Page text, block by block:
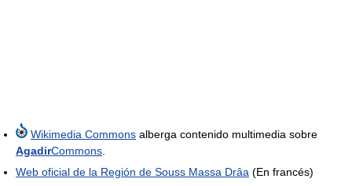
Wikimedia Commons alberga contenido multimedia sobre
AgadirCommons.
Web oficial de la Región de Souss Massa Drâa (En francés)